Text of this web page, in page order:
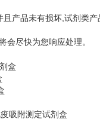
产品未有损坏,试剂类
会尽快为您响应处理。
盒
吸附测定试剂盒